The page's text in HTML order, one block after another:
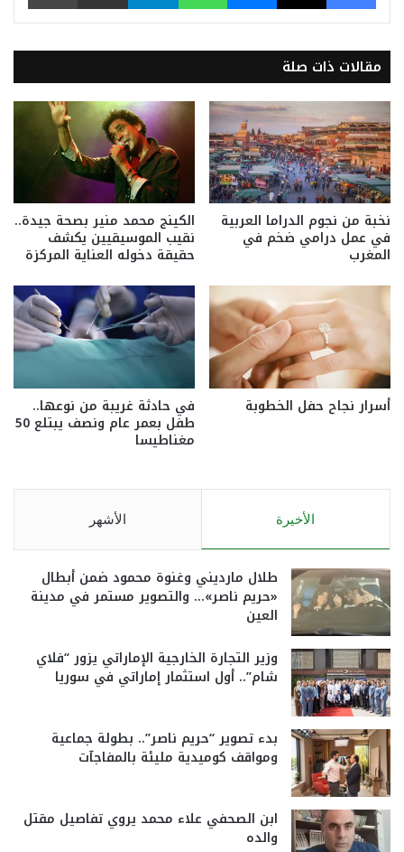
مقالات ذات صلة
نخبة من نجوم الدراما العربية
في عمل درامي ضخم في
المغرب
الكينج محمد منير بصحة جيدة..
نقيب الموسيقيين يكشف
حقيقة دخوله العناية المركزة
أسرار نجاح حفل الخطوبة في حادثة غريبة من نوعها..
طفل بعمر عام ونصف يبتلع 50
مغناطيسا
الأخيرة الأشهر
طلال مارديني وغنوة محمود ضمن أبطال
«حريم ناصر»… والتصوير مستمر في مدينة
العين
وزير التجارة الخارجية الإماراتي يزور “فلاي
شام”.. أول استثمار إماراتي في سوريا
بدء تصوير “حريم ناصر”.. بطولة جماعية
ومواقف كوميدية مليئة بالمفاجآت
ابن الصحفي علاء محمد يروي تفاصيل مقتل
والده